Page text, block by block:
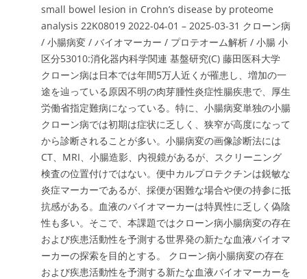
small bowel lesion in Crohn’s disease by proteome
analysis 22K08019 2022-04-01 – 2025-03-31 クローン病
/ 小腸病変 / バイオマーカー / プロテオーム解析 / 小腸 小
区分53010:消化器内科学関連 基盤研究(C) 藤田医科大学
クローン病は日本では年間5万人近くが罹患し、増加の一
途を辿っている原因不明の肉芽腫性炎症性腸疾患で、厚生
労働省指定難病になっている。特に、小腸病変単独の小腸
クローン病では初期は症状に乏しく、狭窄が高度になって
から診断されることが多い。小腸病変の画像診断法には
CT、MRI、小腸造影、内視鏡があるが、スクリーニング
検査の位置付けではない。便中カルプロテクチンは鋭敏な
炎症マーカーであるが、採便が困難な場合や便の持参に抵
抗感がある。血液のバイオマーカーは特異性に乏しく偽陰
性も多い。そこで、本課題ではクローン病小腸病変の存在
および疾患活動性を予測する世界発の新たな血液バイオマ
ーカーの探索を目的とする。 クローン病小腸病変の存在
および疾患活動性を予測する新たな血液バイオマーカーを